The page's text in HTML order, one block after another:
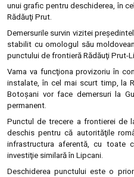
unui grafic pentru deschiderea, în
Rădăuţi Prut.
Demersurile survin vizitei
stabilit cu omologul său
punctului de frontieră Rădăuţi Prut-
Vama va funcţiona provizoriu în
instalate, în cel mai scurt timp, la
Botoşani vor face demersuri la
permanent.
Punctul de trecere a frontierei de
deschis pentru că autorităţile
infrastructura aferentă, cu toate
investiţie similară în Lipcani.
Deschiderea punctului este o